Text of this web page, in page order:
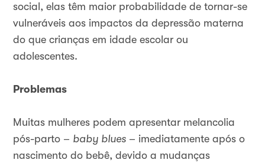
social, elas têm maior probabilidade de tornar-se
vulneráveis aos impactos da depressão materna
do que crianças em idade escolar ou
adolescentes.
Problemas
Muitas mulheres podem apresentar melancolia
pós-parto – baby blues – imediatamente após o
nascimento do bebê, devido a mudanças